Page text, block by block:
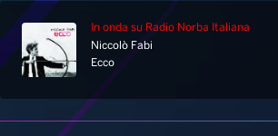
Home
Palinsesto
Notizie
In onda su Radio Norba Italiana
Niccolò Fabi
Ecco